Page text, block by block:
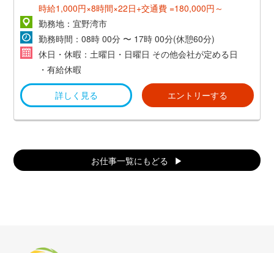
時給1,000円×8時間×22日+交通費 =180,000円～
勤務地：宜野湾市
勤務時間：08時 00分 〜 17時 00分(休憩60分)
休日・休暇：土曜日・日曜日 その他会社が定める日
・有給休暇
詳しく見る エントリーする
お仕事一覧にもどる